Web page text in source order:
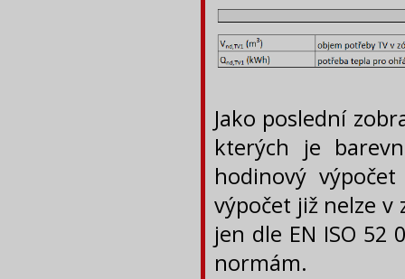
Jako poslední
kterých je
hodinový
výpočet již nelze v
jen dle EN ISO 52
normám.